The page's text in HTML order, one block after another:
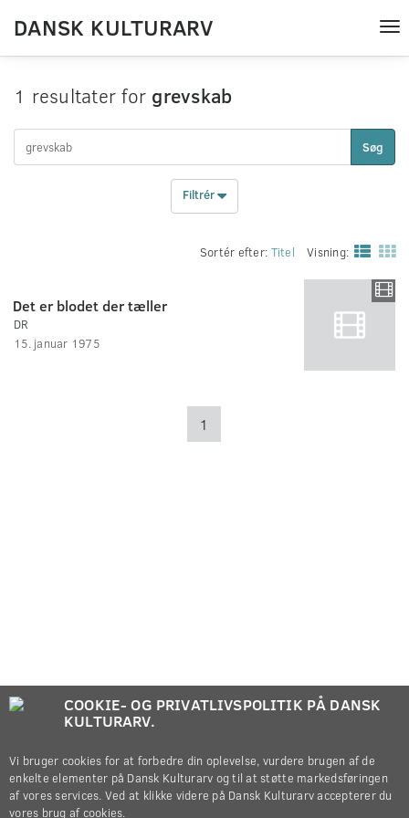
DANSK KULTURARV
1 resultater for grevskab
Søg
Filtrér
Sortér efter: Titel Visning:
Det er blodet der tæller
DR
15. januar 1975
1
COOKIE- OG PRIVATLIVSPOLITIK PÅ DANSK
KULTURARV.
Vi bruger cookies for at forbedre din oplevelse, vurdere brugen af de
enkelte elementer på Dansk Kulturarv og til at støtte markedsføringen
af vores services. Ved at klikke videre på Dansk Kulturarv accepterer du
vores brug af cookies.